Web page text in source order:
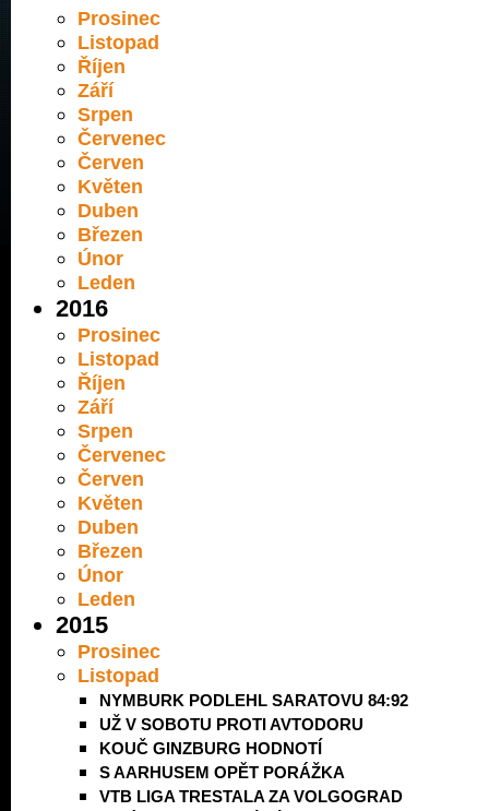
Prosinec
Listopad
Říjen
Září
Srpen
Červenec
Červen
Květen
Duben
Březen
Únor
Leden
2016
Prosinec
Listopad
Říjen
Září
Srpen
Červenec
Červen
Květen
Duben
Březen
Únor
Leden
2015
Prosinec
Listopad
NYMBURK PODLEHL SARATOVU 84:92
UŽ V SOBOTU PROTI AVTODORU
KOUČ GINZBURG HODNOTÍ
S AARHUSEM OPĚT PORÁŽKA
VTB LIGA TRESTALA ZA VOLGOGRAD